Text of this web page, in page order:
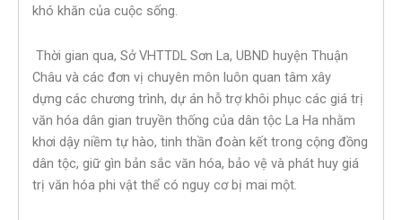
khó khăn của cuộc sống.
Thời gian qua, Sở VHTTDL Sơn La, UBND huyện Thuận
Châu và các đơn vị chuyên môn luôn quan tâm xây
dựng các chương trình, dự án hỗ trợ khôi phục các giá trị
văn hóa dân gian truyền thống của dân tộc La Ha nhằm
khơi dậy niềm tự hào, tinh thần đoàn kết trong cộng đồng
dân tộc, giữ gìn bản sắc văn hóa, bảo vệ và phát huy giá
trị văn hóa phi vật thể có nguy cơ bị mai một.